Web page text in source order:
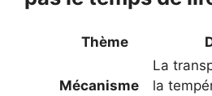
Thème
Mécanisme
La
la